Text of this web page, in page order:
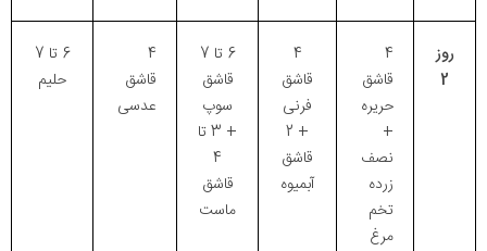
روز
2
4
قاشق
حریره
+
نصف
زرده
تخم
مرغ
4
قاشق
فرنی
+ 2
قاشق
آبمیوه
6 تا 7
قاشق
سوپ
+ 3 تا
4
قاشق
ماست
4
قاشق
عدسی
6 تا 7
حلیم